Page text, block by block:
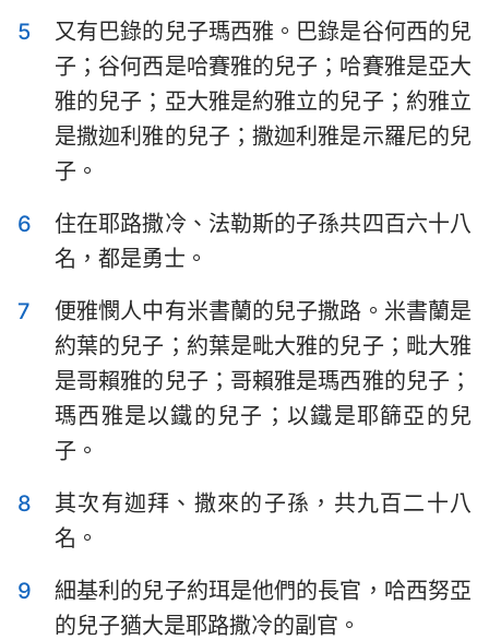
哈該書 撒迦利亞書
瑪拉基書
5
又有巴錄的兒子瑪西雅。巴錄是谷何西的兒
子；谷何西是哈賽雅的兒子；哈賽雅是亞大
雅的兒子；亞大雅是約雅立的兒子；約雅立
是撒迦利雅的兒子；撒迦利雅是示羅尼的兒
子。
6
住在耶路撒冷、法勒斯的子孫共四百六十八
名，都是勇士。
7
便雅憫人中有米書蘭的兒子撒路。米書蘭是
約葉的兒子；約葉是毗大雅的兒子；毗大雅
是哥賴雅的兒子；哥賴雅是瑪西雅的兒子；
瑪西雅是以鐵的兒子；以鐵是耶篩亞的兒
子。
8
其次有迦拜、撒來的子孫，共九百二十八
名。
9
細基利的兒子約珥是他們的長官，哈西努亞
的兒子猶大是耶路撒冷的副官。